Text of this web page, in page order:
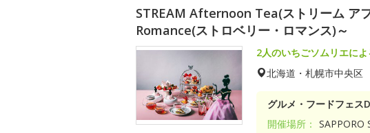
STREAM Afternoon Tea(ストリーム ア
Romance(ストロベリー・ロマンス)～
2人のいちごソムリエに
北海道・札幌市中央区
グルメ・フードフェス
開催場所： SAPPORO